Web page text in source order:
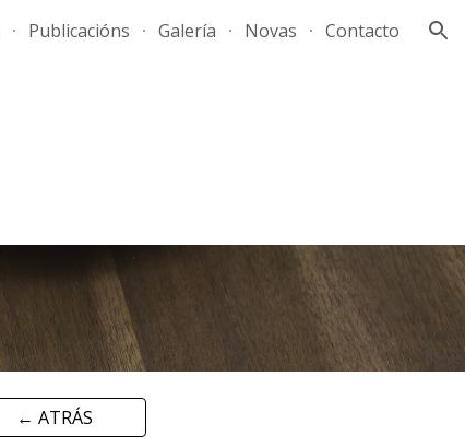
Publicacións Galería Novas Contacto
← ATRÁS